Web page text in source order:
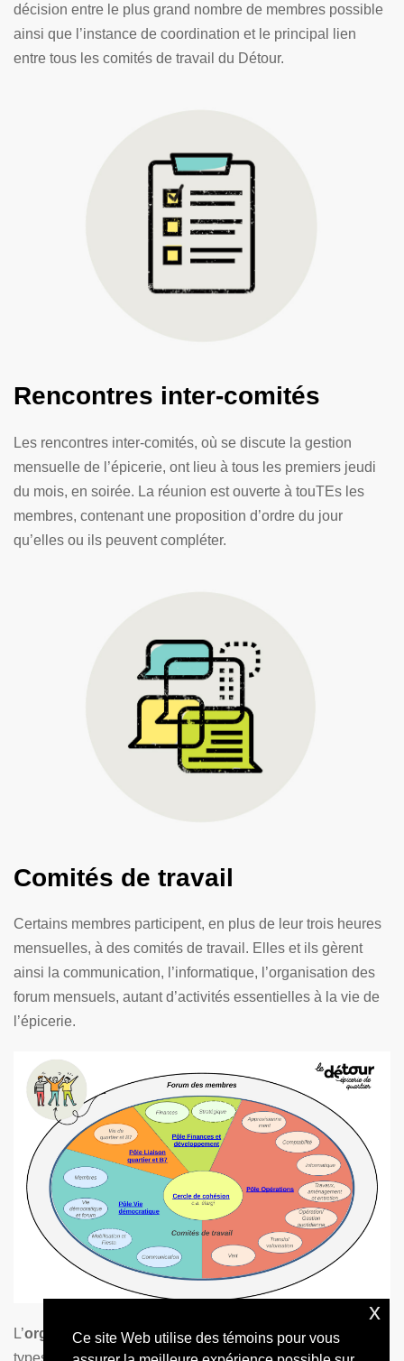
décision entre le plus grand nombre de membres possible
ainsi que l’instance de coordination et le principal lien
entre tous les comités de travail du Détour.
Rencontres inter-comités
Les rencontres inter-comités, où se discute la gestion
mensuelle de l’épicerie, ont lieu à tous les premiers jeudi
du mois, en soirée. La réunion est ouverte à touTEs les
membres, contenant une proposition d’ordre du jour
qu’elles ou ils peuvent compléter.
Comités de travail
Certains membres participent, en plus de leur trois heures
mensuelles, à des comités de travail. Elles et ils gèrent
ainsi la communication, l’informatique, l’organisation des
forum mensuels, autant d’activités essentielles à la vie de
l’épicerie.
L’organigrammede l’épicerie Le Détour est composé de 5
types d’instances visant la participation et la prise en
Ce site Web utilise des témoins pour vous
x